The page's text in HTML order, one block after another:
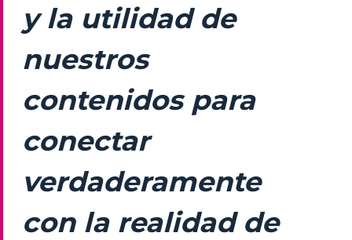
y la utilidad de
nuestros
contenidos para
conectar
verdaderamente
con la realidad de